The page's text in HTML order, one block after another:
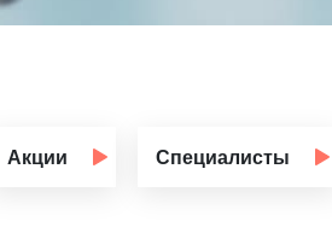
Акции Специалисты